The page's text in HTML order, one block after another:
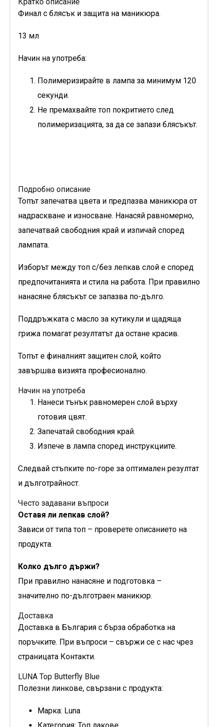
Финал с блясък и защита на маникюра.
13 мл
Начин на употреба:
Полимеризирайте в лампа за минимум 120
секунди.
Не премахвайте топ покритието след
полимеризацията, за да се запази блясъкът.
Подробно описание
Топът запечатва цвета и предпазва маникюра от
надраскване и износване. Нанасяй равномерно,
запечатвай свободния край и изпичай според
лампата.
Изборът между топ с/без лепкав слой е според
предпочитанията и стила на работа. При правилно
нанасяне блясъкът се запазва по-дълго.
Поддръжката с масло за кутикули и щадяща
грижа помагат резултатът да остане красив.
Топът е финалният защитен слой, който
завършва визията професионално.
Начин на употреба
Нанеси тънък равномерен слой върху
готовия цвят.
Запечатай свободния край.
Изпече в лампа според инструкциите.
Следвай стъпките по-горе за оптимален резултат
и дълготрайност.
Често задавани въпроси
Оставя ли лепкав слой?
Зависи от типа топ – проверете описанието на
продукта.
Колко дълго държи?
При правилно нанасяне и подготовка –
значително по-дълготраен маникюр.
Доставка
Доставка в България с бърза обработка на
поръчките. При въпроси – свържи се с нас чрез
страницата Контакти.
LUNA Top Butterfly Blue
Полезни линкове, свързани с продукта:
Марка: Luna